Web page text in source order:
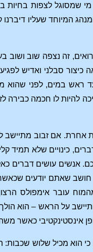
שמסוגל לצפות בחיות
המיוחד שעליו
זה נצפה שוב ושוב
סבלני ואדיש
במים, לפני שהוא
להיות לו חכמה כבירה
אחרת. אם זבוב מתיישב
כינויים שלא תמיד
אנשים עושים דברים
חושב שאתם יודעים
עובר אימפולס
על הראש – הוא
כאשר משהו
הוא מכיל שלוש שכבות: